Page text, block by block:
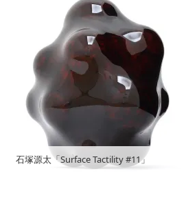
石塚源太「Surface Tactility #11」